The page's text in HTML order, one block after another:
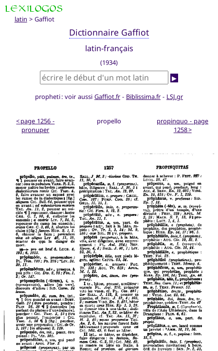
latin > Gaffiot
Dictionnaire Gaffiot
latin-français
(1934)
▶
propheti : voir aussi Gaffiot.fr - Biblissima.fr - LSJ.gr
< page 1256 -
pronuper
propello
propinquo - page
1258 >